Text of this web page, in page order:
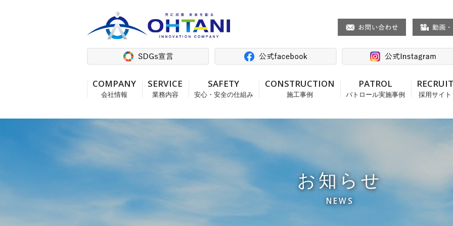
COMPANY
会社情報
SERVICE
業務内容
SAFETY
安心・安全の仕組み
CONSTRUCTION
施工事例
PATROL
パトロール実施事例 採用サイト
お知らせ
NEWS